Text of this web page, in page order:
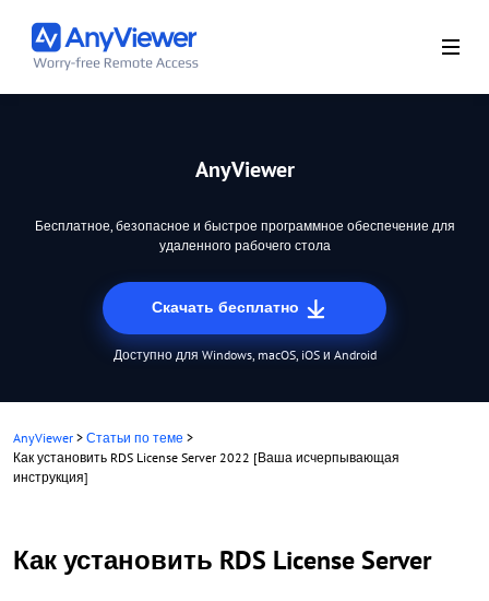
AnyViewer
Бесплатное, безопасное и быстрое программное обеспечение для
удаленного рабочего стола
Скачать бесплатно
Доступно для Windows, macOS, iOS и Android
AnyViewer > Статьи по теме >
Как установить RDS License Server 2022 [Ваша исчерпывающая
инструкция]
Как установить RDS License Server